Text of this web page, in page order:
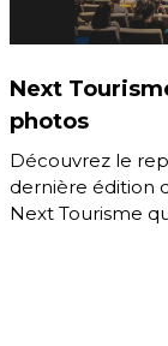
Next
photos
Découvrez le
dernière édition
Next Tourisme